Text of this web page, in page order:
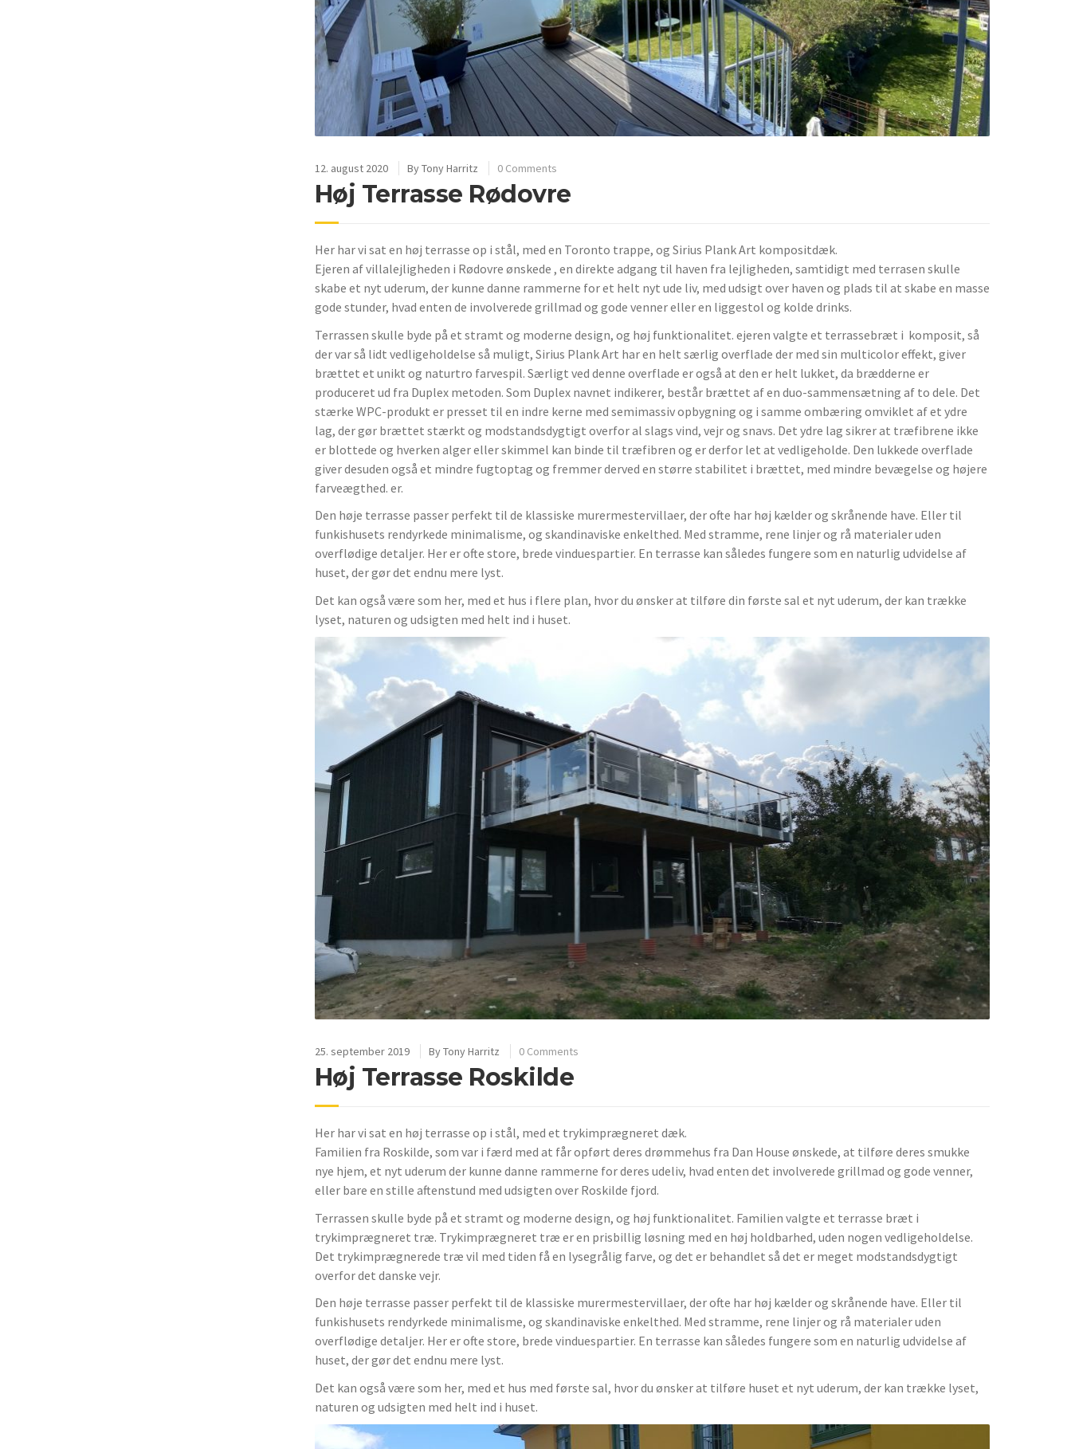
12. august 2020 ByTony Harritz 0 Comments
Høj Terrasse Rødovre
Her har vi sat en høj terrasse op i stål, med en Toronto trappe, og Sirius Plank Art kompositdæk.
Ejeren af villalejligheden i Rødovre ønskede , en direkte adgang til haven fra lejligheden, samtidigt med terrasen skulle
skabe et nyt uderum, der kunne danne rammerne for et helt nyt ude liv, med udsigt over haven og plads til at skabe en masse
gode stunder, hvad enten de involverede grillmad og gode venner eller en liggestol og kolde drinks.
Terrassen skulle byde på et stramt og moderne design, og høj funktionalitet. ejeren valgte et terrassebræt i komposit, så
der var så lidt vedligeholdelse så muligt, Sirius Plank Art har en helt særlig overflade der med sin multicolor effekt, giver
brættet et unikt og naturtro farvespil. Særligt ved denne overflade er også at den er helt lukket, da brædderne er
produceret ud fra Duplex metoden. Som Duplex navnet indikerer, består brættet af en duo-sammensætning af to dele. Det
stærke WPC-produkt er presset til en indre kerne med semimassiv opbygning og i samme ombæring omviklet af et ydre
lag, der gør brættet stærkt og modstandsdygtigt overfor al slags vind, vejr og snavs. Det ydre lag sikrer at træfibrene ikke
er blottede og hverken alger eller skimmel kan binde til træfibren og er derfor let at vedligeholde. Den lukkede overflade
giver desuden også et mindre fugtoptag og fremmer derved en større stabilitet i brættet, med mindre bevægelse og højere
farveægthed. er.
Den høje terrasse passer perfekt til de klassiske murermestervillaer, der ofte har høj kælder og skrånende have. Eller til
funkishusets rendyrkede minimalisme, og skandinaviske enkelthed. Med stramme, rene linjer og rå materialer uden
overflødige detaljer. Her er ofte store, brede vinduespartier. En terrasse kan således fungere som en naturlig udvidelse af
huset, der gør det endnu mere lyst.
Det kan også være som her, med et hus i flere plan, hvor du ønsker at tilføre din første sal et nyt uderum, der kan trække
lyset, naturen og udsigten med helt ind i huset.
25. september 2019 ByTony Harritz 0 Comments
Høj Terrasse Roskilde
Her har vi sat en høj terrasse op i stål, med et trykimprægneret dæk.
Familien fra Roskilde, som var i færd med at får opført deres drømmehus fra Dan House ønskede, at tilføre deres smukke
nye hjem, et nyt uderum der kunne danne rammerne for deres udeliv, hvad enten det involverede grillmad og gode venner,
eller bare en stille aftenstund med udsigten over Roskilde fjord.
Terrassen skulle byde på et stramt og moderne design, og høj funktionalitet. Familien valgte et terrasse bræt i
trykimprægneret træ. Trykimprægneret træ er en prisbillig løsning med en høj holdbarhed, uden nogen vedligeholdelse.
Det trykimprægnerede træ vil med tiden få en lysegrålig farve, og det er behandlet så det er meget modstandsdygtigt
overfor det danske vejr.
Den høje terrasse passer perfekt til de klassiske murermestervillaer, der ofte har høj kælder og skrånende have. Eller til
funkishusets rendyrkede minimalisme, og skandinaviske enkelthed. Med stramme, rene linjer og rå materialer uden
overflødige detaljer. Her er ofte store, brede vinduespartier. En terrasse kan således fungere som en naturlig udvidelse af
huset, der gør det endnu mere lyst.
Det kan også være som her, med et hus med første sal, hvor du ønsker at tilføre huset et nyt uderum, der kan trække lyset,
naturen og udsigten med helt ind i huset.